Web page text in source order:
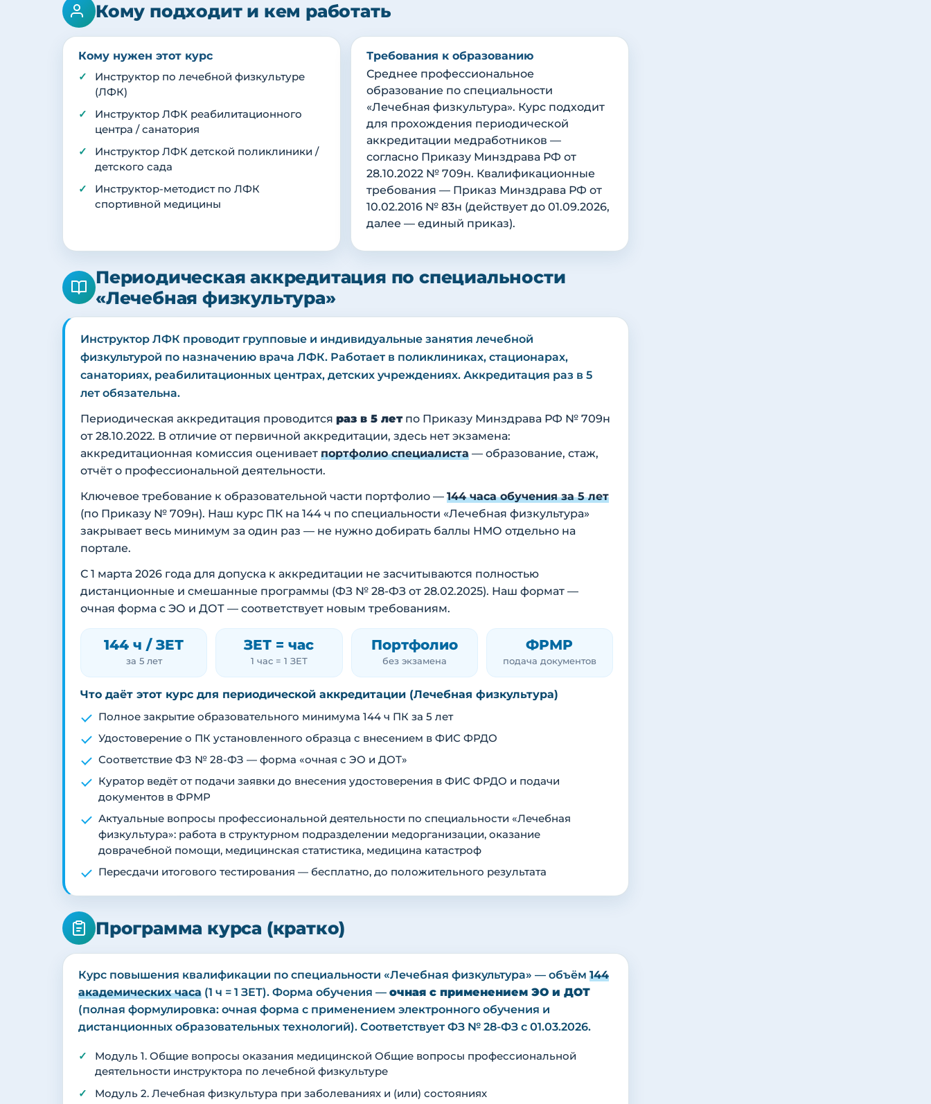
Кому подходит и кем работать
Кому нужен этот курс
Инструктор по лечебной физкультуре
(ЛФК)
Инструктор ЛФК реабилитационного
центра / санатория
Инструктор ЛФК детской поликлиники /
детского сада
Инструктор-методист по ЛФК
спортивной медицины
Требования к образованию
Среднее профессиональное
образование по специальности
«Лечебная физкультура». Курс подходит
для прохождения периодической
аккредитации медработников —
согласно Приказу Минздрава РФ от
28.10.2022 № 709н. Квалификационные
требования — Приказ Минздрава РФ от
10.02.2016 № 83н (действует до 01.09.2026,
далее — единый приказ).
Периодическая аккредитация по специальности
«Лечебная физкультура»
Инструктор ЛФК проводит групповые и индивидуальные занятия лечебной
физкультурой по назначению врача ЛФК. Работает в поликлиниках, стационарах,
санаториях, реабилитационных центрах, детских учреждениях. Аккредитация раз в 5
лет обязательна.
Периодическая аккредитация проводится раз в 5 летпо Приказу Минздрава РФ № 709н
от 28.10.2022. В отличие от первичной аккредитации, здесь нет экзамена:
аккредитационная комиссия оценивает портфолио специалиста — образование, стаж,
отчёт о профессиональной деятельности.
Ключевое требование к образовательной части портфолио — 144 часа обучения за 5 лет
(по Приказу № 709н). Наш курс ПК на 144 ч по специальности «Лечебная физкультура»
закрывает весь минимум за один раз — не нужно добирать баллы НМО отдельно на
портале.
С 1 марта 2026 года для допуска к аккредитации не засчитываются полностью
дистанционные и смешанные программы (ФЗ № 28-ФЗ от 28.02.2025). Наш формат —
очная форма с ЭО и ДОТ — соответствует новым требованиям.
144 ч / ЗЕТ
за 5 лет
ЗЕТ = час
1 час = 1 ЗЕТ
Портфолио
без экзамена
ФРМР
подача документов
Что даёт этот курс для периодической аккредитации (Лечебная физкультура)
Полное закрытие образовательного минимума 144 ч ПК за 5 лет
Удостоверение о ПК установленного образца с внесением в ФИС ФРДО
Соответствие ФЗ № 28-ФЗ — форма «очная с ЭО и ДОТ»
Куратор ведёт от подачи заявки до внесения удостоверения в ФИС ФРДО и подачи
документов в ФРМР
Актуальные вопросы профессиональной деятельности по специальности «Лечебная
физкультура»: работа в структурном подразделении медорганизации, оказание
доврачебной помощи, медицинская статистика, медицина катастроф
Пересдачи итогового тестирования — бесплатно, до положительного результата
Программа курса (кратко)
Курс повышения квалификации по специальности «Лечебная физкультура» — объём 144
академических часа (1 ч = 1 ЗЕТ). Форма обучения — очная с применением ЭО и ДОТ
(полная формулировка: очная форма с применением электронного обучения и
дистанционных образовательных технологий). Соответствует ФЗ № 28-ФЗ с 01.03.2026.
Модуль 1. Общие вопросы оказания медицинской Общие вопросы профессиональной
деятельности инструктора по лечебной физкультуре
Модуль 2. Лечебная физкультура при заболеваниях и (или) состояниях